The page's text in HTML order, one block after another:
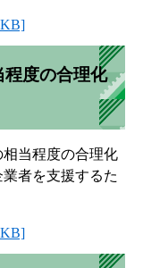
程度の合理化
当程度の合理化
者を支援するた